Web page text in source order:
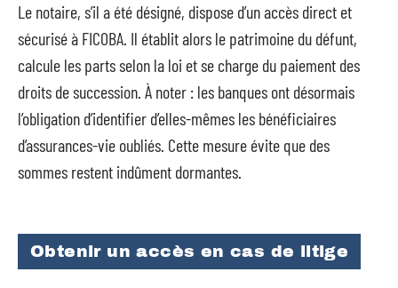
Le notaire, s’il a été désigné, dispose d’un accès direct et
sécurisé à FICOBA. Il établit alors le patrimoine du défunt,
calcule les parts selon la loi et se charge du paiement des
droits de succession. À noter : les banques ont désormais
l’obligation d’identifier d’elles-mêmes les bénéficiaires
d’assurances-vie oubliés. Cette mesure évite que des
sommes restent indûment dormantes.
Obtenir un accès en cas de litige